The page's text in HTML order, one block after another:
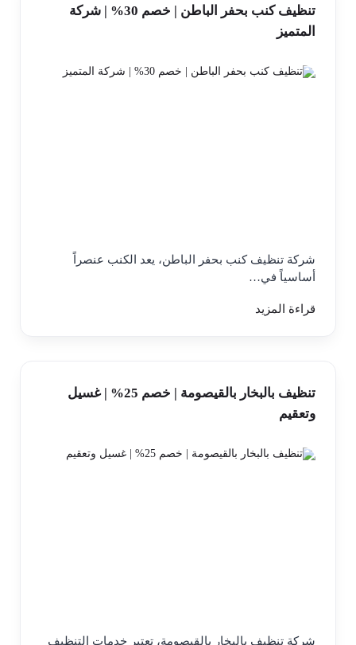
تنظيف كنب بحفر الباطن | خصم 30% | شركة
المتميز
شركة تنظيف كنب بحفر الباطن، يعد الكنب عنصراً
أساسياً في…
قراءة المزيد
تنظيف بالبخار بالقيصومة | خصم 25% | غسيل
وتعقيم
شركة تنظيف بالبخار بالقيصومة، تعتبر خدمات التنظيف